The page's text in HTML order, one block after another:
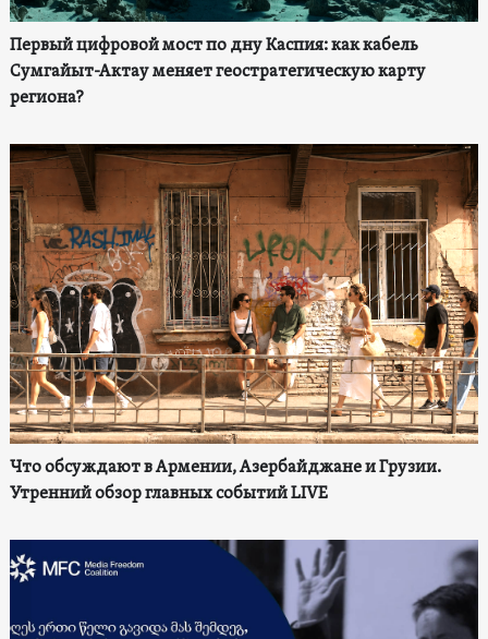
Первый цифровой мост по дну Каспия: как кабель
Сумгайыт-Актау меняет геостратегическую карту
региона?
Что обсуждают в Армении, Азербайджане и Грузии.
Утренний обзор главных событий LIVE